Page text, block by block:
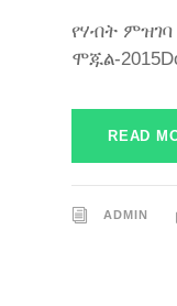
የሃብት
ሞጁል-
READ
ADMIN